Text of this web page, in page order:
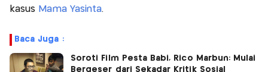
kasus Mama Yasinta.
Baca Juga :
Soroti Film Pesta Babi, Rico Marbun: Mulai
Bergeser dari Sekadar Kritik Sosial